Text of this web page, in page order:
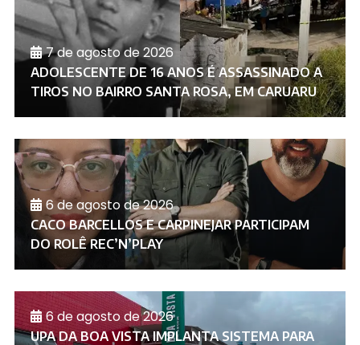
7 de agosto de 2026
ADOLESCENTE DE 16 ANOS É ASSASSINADO A
TIROS NO BAIRRO SANTA ROSA, EM CARUARU
6 de agosto de 2026
CACO BARCELLOS E CARPINEJAR PARTICIPAM
DO ROLÊ REC’N’PLAY
6 de agosto de 2026
UPA DA BOA VISTA IMPLANTA SISTEMA PARA